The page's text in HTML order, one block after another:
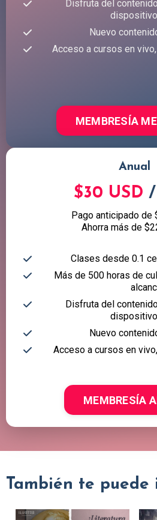
Disfruta del
Nuevo
Acceso a cursos en
MEMBRESÍA
Anual
$30 USD /
Pago anticipado de
Ahorra más de
Clases desde 0.1
Más de 500 horas de
Disfruta del
Nuevo
Acceso a cursos en
MEMBRESÍA
También te puede